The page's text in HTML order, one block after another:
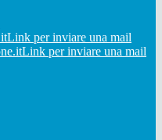
Link per inviare una mail
Link per inviare una mail